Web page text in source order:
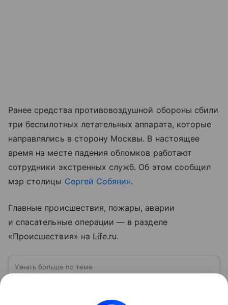
Ранее средства противовоздушной обороны сбили
три беспилотных летательных аппарата, которые
направлялись в сторону Москвы. В настоящее
время на месте падения обломков работают
сотрудники экстренных служб. Об этом сообщил
мэр столицы Сергей Собянин.
Главные происшествия, пожары, аварии
и спасательные операции — в разделе
«Происшествия» на Life.ru.
Узнать больше по теме
Белгород — административный центр